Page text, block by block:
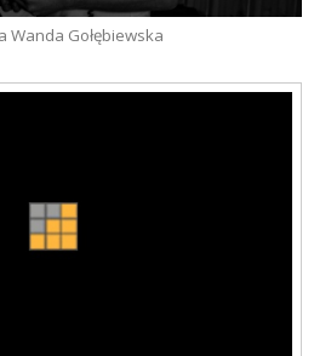
Wanda Gołębiewska